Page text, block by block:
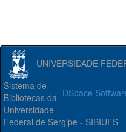
UNIVERSIDADE
DSpace
Sistema de
Bibliotecas da
Universidade
Federal de Sergipe - SIBIUFS